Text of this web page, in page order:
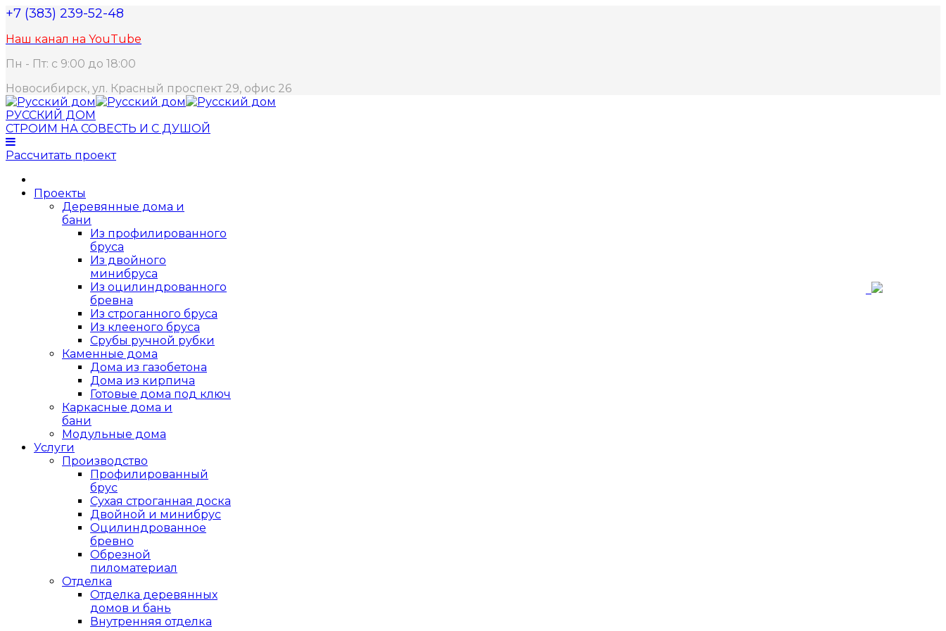
+7 (383) 239-52-48
Наш канал на YouTube
Пн - Пт: с 9:00 до 18:00
Новосибирск, ул. Красный проспект 29, офис 26
РУССКИЙ ДОМ
СТРОИМ НА СОВЕСТЬ И С ДУШОЙ
Рассчитать проект
Проекты
Деревянные дома и
бани
Из профилированного
бруса
Из двойного
минибруса
Из оцилиндрованного
бревна
Из строганного бруса
Из клееного бруса
Срубы ручной рубки
Каменные дома
Дома из газобетона
Дома из кирпича
Готовые дома под ключ
Каркасные дома и
бани
Модульные дома
Услуги
Производство
Профилированный
брус
Сухая строганная доска
Двойной и минибрус
Оцилиндрованное
бревно
Обрезной
пиломатериал
Отделка
Отделка деревянных
домов и бань
Внутренняя отделка